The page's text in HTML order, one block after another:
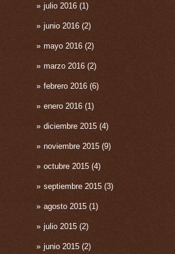
julio 2016 (1)
junio 2016 (2)
mayo 2016 (2)
marzo 2016 (2)
febrero 2016 (6)
enero 2016 (1)
diciembre 2015 (4)
noviembre 2015 (9)
octubre 2015 (4)
septiembre 2015 (3)
agosto 2015 (1)
julio 2015 (2)
junio 2015 (2)